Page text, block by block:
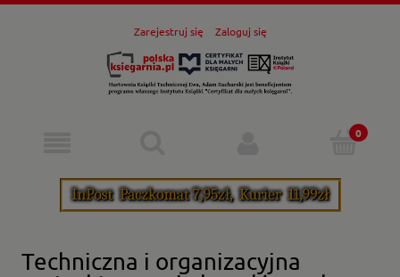
Zarejestruj się Zaloguj się
Techniczna i organizacyjna